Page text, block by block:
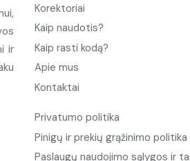
ir
Korektoriai
Kaip naudotis?
Kaip rasti kodą?
Apie mus
Kontaktai
Privatumo politika
Pinigų ir prekių grąžinimo politika
Paslaugų naudojimo sąlygos ir